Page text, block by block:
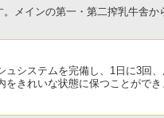
メインの第一・第二搾乳牛舎か
システムを完備し、1日に3回
をきれいな状態に保つことがで